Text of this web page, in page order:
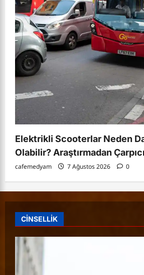
Elektrikli Scooterlar Neden
Olabilir? Araştırmadan
cafemedyam 7 Ağustos 2026 0
CİNSELLİK